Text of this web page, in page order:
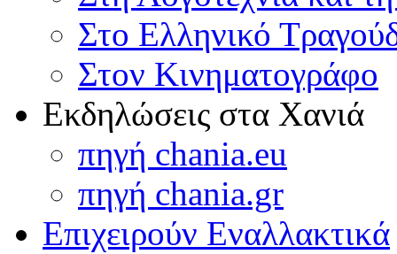
Στο Ελληνικό
Στον Κινηματογράφο
Εκδηλώσεις στα Χανιά
πηγή chania.eu
πηγή chania.gr
Επιχειρούν Εναλλακτικά